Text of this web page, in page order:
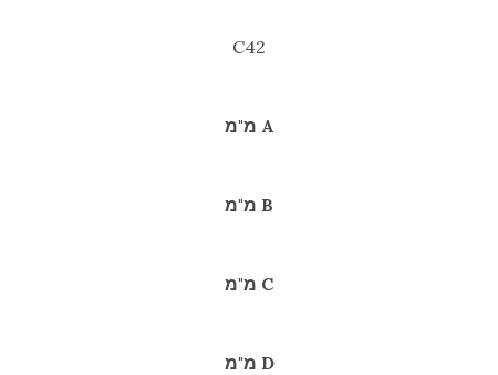
C42
A מ"מ
B מ"מ
C מ"מ
D מ"מ